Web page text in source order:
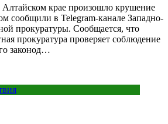
Алтайском крае произошло крушение
сообщили в Telegram-канале Западно-
прокуратуры. Сообщается, что
прокуратура проверяет соблюдение
законод…